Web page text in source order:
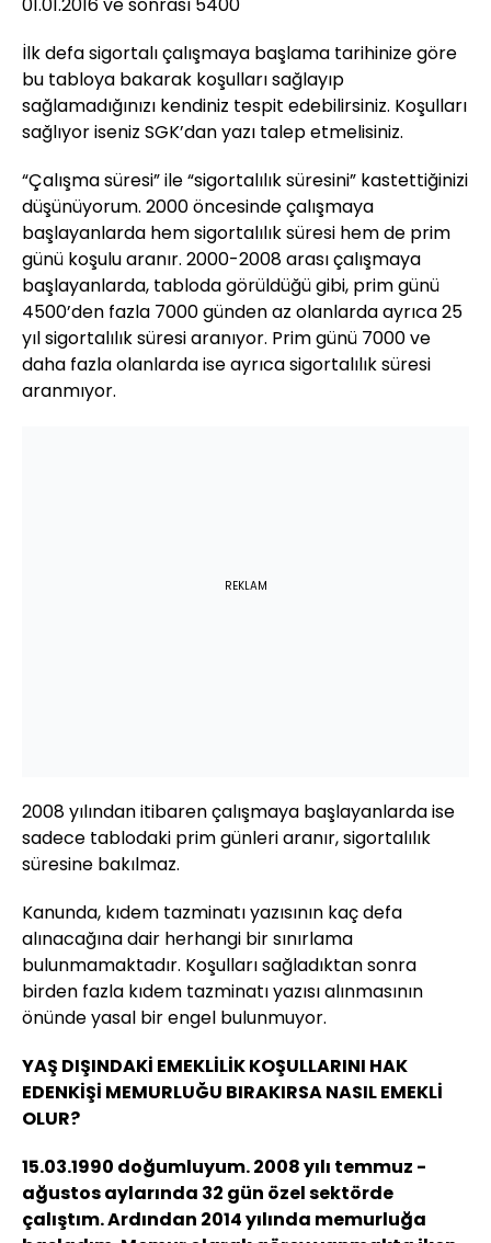
İlk defa sigortalı çalışmaya başlama tarihinize göre
bu tabloya bakarak koşulları sağlayıp
sağlamadığınızı kendiniz tespit edebilirsiniz. Koşulları
sağlıyor iseniz SGK’dan yazı talep etmelisiniz.
“Çalışma süresi” ile “sigortalılık süresini” kastettiğinizi
düşünüyorum. 2000 öncesinde çalışmaya
başlayanlarda hem sigortalılık süresi hem de prim
günü koşulu aranır. 2000-2008 arası çalışmaya
başlayanlarda, tabloda görüldüğü gibi, prim günü
4500’den fazla 7000 günden az olanlarda ayrıca 25
yıl sigortalılık süresi aranıyor. Prim günü 7000 ve
daha fazla olanlarda ise ayrıca sigortalılık süresi
aranmıyor.
REKLAM
2008 yılından itibaren çalışmaya başlayanlarda ise
sadece tablodaki prim günleri aranır, sigortalılık
süresine bakılmaz.
Kanunda, kıdem tazminatı yazısının kaç defa
alınacağına dair herhangi bir sınırlama
bulunmamaktadır. Koşulları sağladıktan sonra
birden fazla kıdem tazminatı yazısı alınmasının
önünde yasal bir engel bulunmuyor.
YAŞ DIŞINDAKİ EMEKLİLİK KOŞULLARINI HAK
EDENKİŞİ MEMURLUĞU BIRAKIRSA NASIL EMEKLİ
OLUR?
15.03.1990 doğumluyum. 2008 yılı temmuz -
ağustos aylarında 32 gün özel sektörde
çalıştım. Ardından 2014 yılında memurluğa